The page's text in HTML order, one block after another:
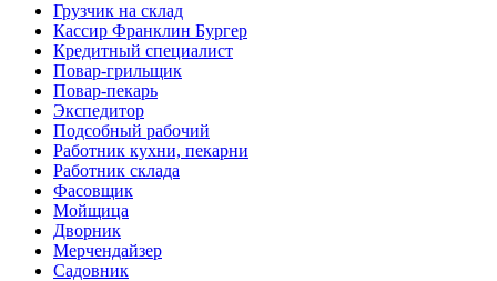
Грузчик на склад
Кассир Франклин Бургер
Кредитный специалист
Повар-грильщик
Повар-пекарь
Экспедитор
Подсобный рабочий
Работник кухни, пекарни
Работник склада
Фасовщик
Мойщица
Дворник
Мерчендайзер
Садовник